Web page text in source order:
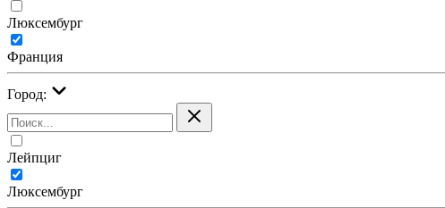
Люксембург
Франция
Город:
Лейпциг
Люксембург